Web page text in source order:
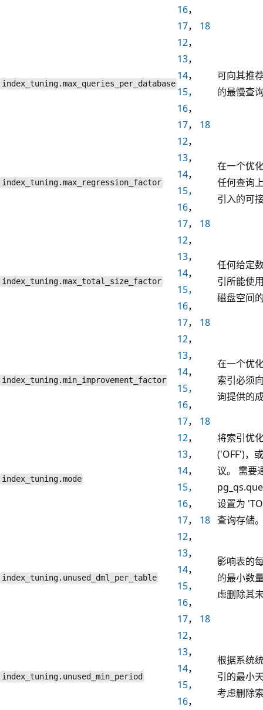
16，
17， 18
index_tuning.max_queries_per_database
12，
13，
14，
15，
16，
17， 18
可向其推
的最慢查
index_tuning.max_regression_factor
12，
13，
14，
15，
16，
17， 18
在一个优
任何查询
引入的可
index_tuning.max_total_size_factor
12，
13，
14，
15，
16，
17， 18
任何给定
引所能使
磁盘空间
index_tuning.min_improvement_factor
12，
13，
14，
15，
16，
17， 18
在一个优
索引必须
询提供的
index_tuning.mode
12，
13，
14，
15，
16，
17， 18
将索引优
('OFF')，
议。 需要
设置为
查询存储
index_tuning.unused_dml_per_table
12，
13，
14，
15，
16，
17， 18
影响表的
的最小数
虑删除其
index_tuning.unused_min_period
12，
13，
14，
15，
16，
根据系统
引的最小
考虑删除